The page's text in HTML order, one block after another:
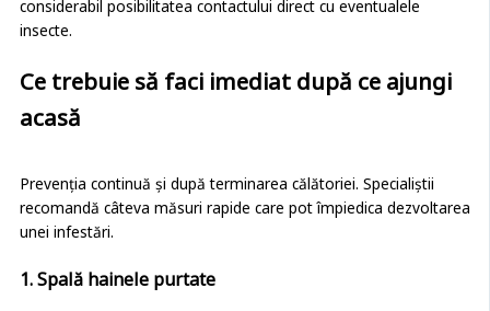
considerabil posibilitatea contactului direct cu eventualele
insecte.
Ce trebuie să faci imediat după ce ajungi
acasă
Prevenția continuă și după terminarea călătoriei. Specialiștii
recomandă câteva măsuri rapide care pot împiedica dezvoltarea
unei infestări.
1. Spală hainele purtate